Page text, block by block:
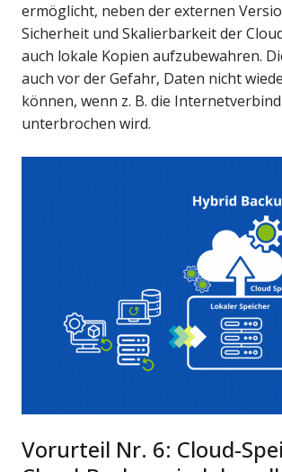
ermöglicht, neben der externen
Sicherheit und Skalierbarkeit der
auch lokale Kopien aufzubewahren.
auch vor der Gefahr, Daten nicht
können, wenn z. B. die
unterbrochen wird.
Vorurteil Nr. 6: Cloud-